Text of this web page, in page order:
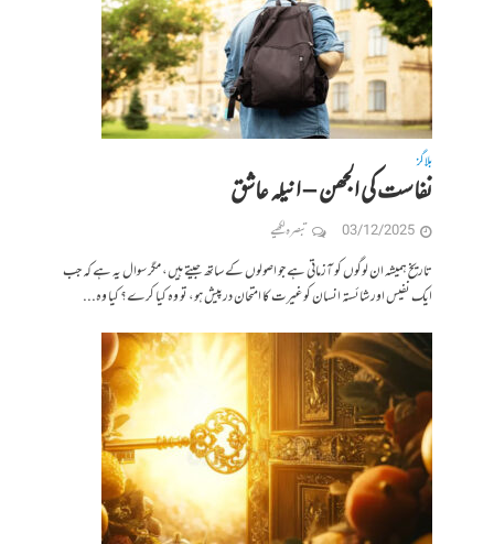
بلاگز
نفاست کی الجھن – انیلہ عاشق
03/12/2025 تبصرہ لکھیے
تاریخ ہمیشہ ان لوگوں کو آزماتی ہے جو اصولوں کے ساتھ جیتے ہیں، مگر سوال یہ ہے کہ جب
ایک نفیس اور شائستہ انسان کو غیرت کا امتحان درپیش ہو، تو وہ کیا کرے؟ کیا وہ...